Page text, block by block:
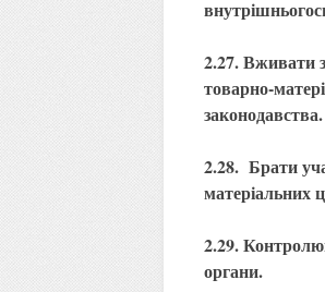
2.27. Вживати
товарно-
законодавства.
2.28. Брати
матеріальних
2.29.
органи.